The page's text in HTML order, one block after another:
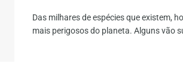
Das milhares de espécies que existem,
mais perigosos do planeta. Alguns vão